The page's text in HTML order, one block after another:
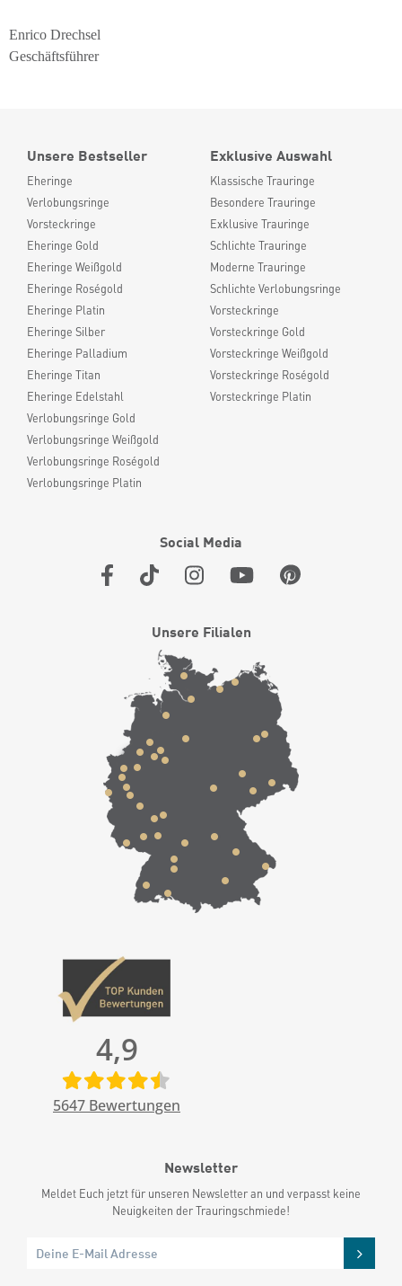
Enrico Drechsel
Geschäftsführer
Unsere Bestseller
Eheringe
Verlobungsringe
Vorsteckringe
Eheringe Gold
Eheringe Weißgold
Eheringe Roségold
Eheringe Platin
Eheringe Silber
Eheringe Palladium
Eheringe Titan
Eheringe Edelstahl
Verlobungsringe Gold
Verlobungsringe Weißgold
Verlobungsringe Roségold
Verlobungsringe Platin
Exklusive Auswahl
Klassische Trauringe
Besondere Trauringe
Exklusive Trauringe
Schlichte Trauringe
Moderne Trauringe
Schlichte Verlobungsringe
Vorsteckringe
Vorsteckringe Gold
Vorsteckringe Weißgold
Vorsteckringe Roségold
Vorsteckringe Platin
Social Media
Unsere Filialen
4,9
5647 Bewertungen
Newsletter
Meldet Euch jetzt für unseren Newsletter an und verpasst keine
Neuigkeiten der Trauringschmiede!